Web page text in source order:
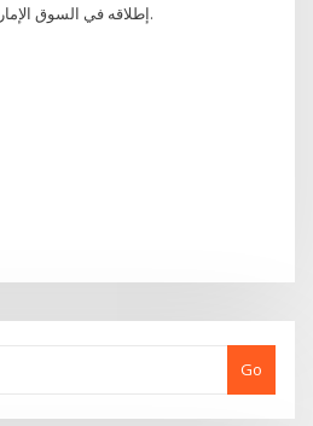
إطلاقه في السوق الإماراتية خلال شهر ديسمبر الحالي.
Go